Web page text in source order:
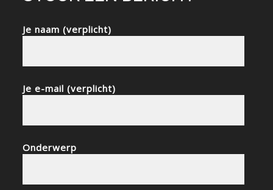
Je naam (verplicht)
Je e-mail (verplicht)
Onderwerp